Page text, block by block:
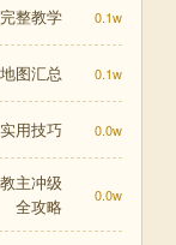
整教学 0.1w
图汇总 0.1w
用技巧 0.0w
主冲级
全攻略
0.0w